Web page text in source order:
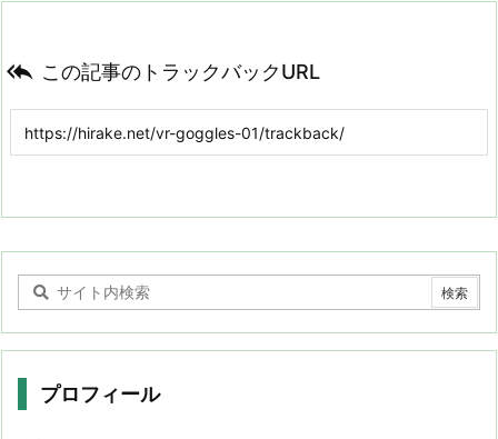
 この記事のトラックバックURL
プロフィール